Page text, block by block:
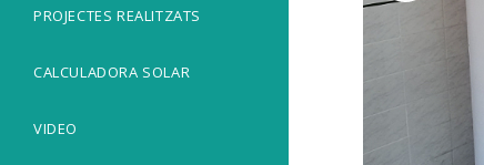
PROJECTES REALITZATS
CALCULADORA SOLAR
VIDEO